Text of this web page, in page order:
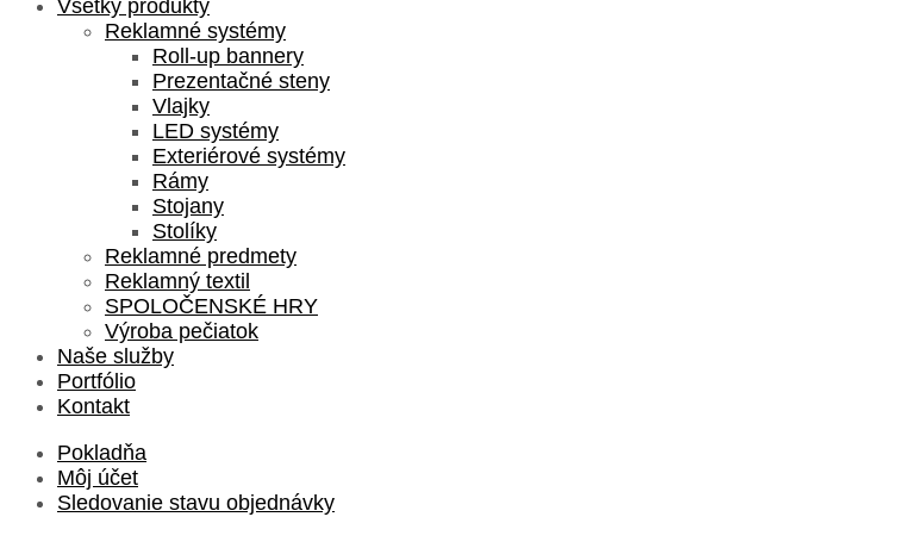
Všetky produkty
Reklamné systémy
Roll-up bannery
Prezentačné steny
Vlajky
LED systémy
Exteriérové systémy
Rámy
Stojany
Stolíky
Reklamné predmety
Reklamný textil
SPOLOČENSKÉ HRY
Výroba pečiatok
Naše služby
Portfólio
Kontakt
Pokladňa
Môj účet
Sledovanie stavu objednávky